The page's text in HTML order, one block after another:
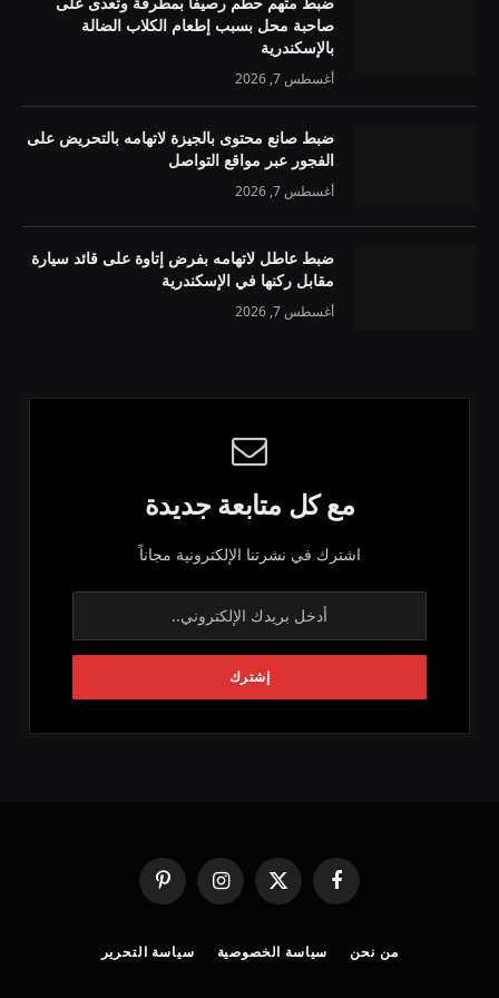
صاحبة محل بسبب إطعام الكلاب الضالة
بالإسكندرية
أغسطس 7, 2026
ضبط صانع محتوى بالجيزة لاتهامه بالتحريض على
الفجور عبر مواقع التواصل
أغسطس 7, 2026
ضبط عاطل لاتهامه بفرض إتاوة على قائد سيارة
مقابل ركنها في الإسكندرية
أغسطس 7, 2026
مع كل متابعة جديدة
اشترك في نشرتنا الإلكترونية مجاناً
فيسبوك
X
(Twitter)
الانستغرامبينتيريست
من نحن سياسة الخصوصية سياسة التحرير